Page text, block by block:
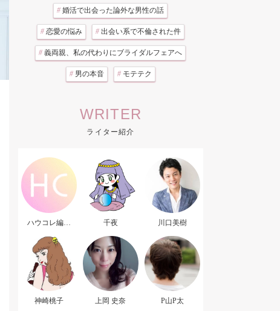
# 婚活で出会った論外な男性の話
# 恋愛の悩み # 出会い系で不倫された件
# 義両親、私の代わりにブライダルフェアへ
# 男の本音 # モテテク
WRITER
ライター紹介
ハウコレ編集
千夜 川口美樹
神崎桃子 上岡 史奈 P山P太